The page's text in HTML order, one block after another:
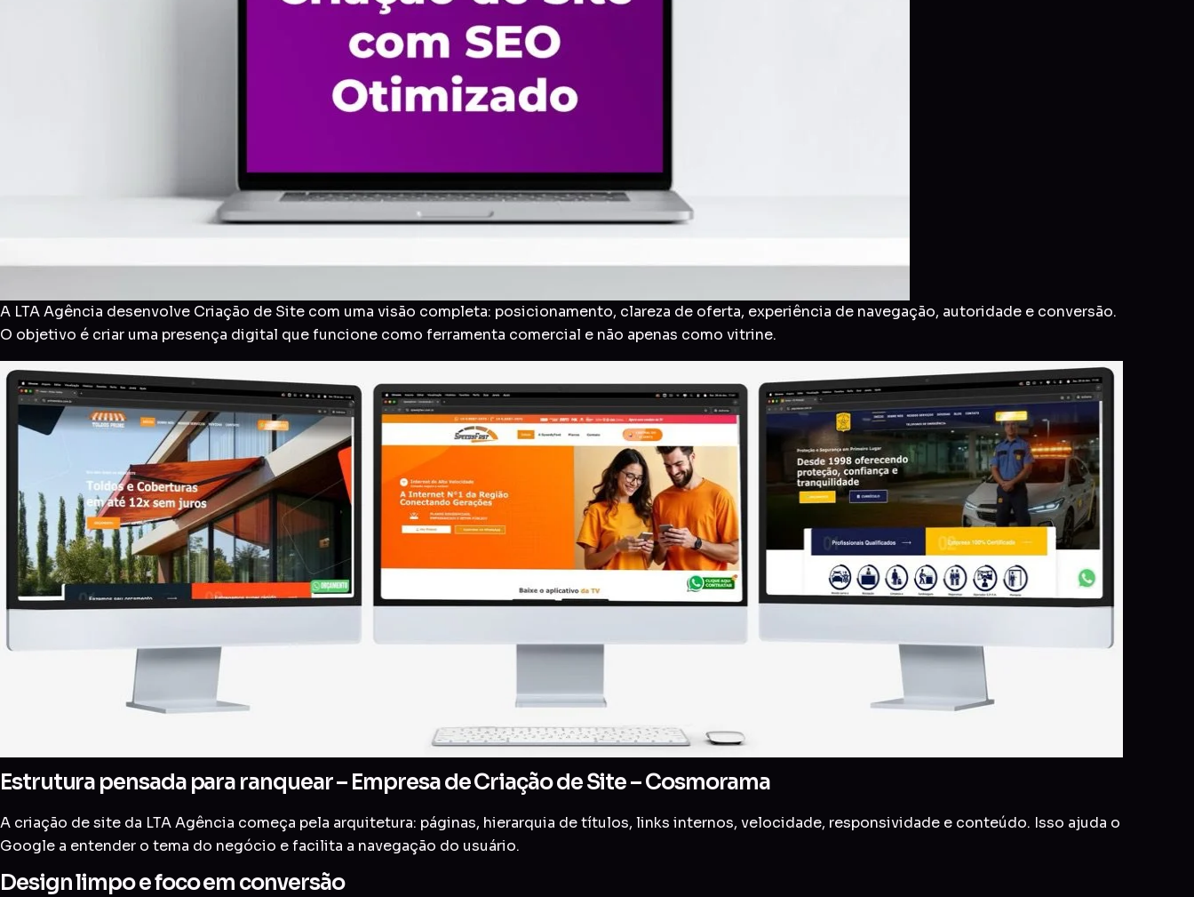
A LTA Agência desenvolve Criação de Site com uma visão completa: posicionamento, clareza de oferta, experiência de navegação, autoridade e conversão.
O objetivo é criar uma presença digital que funcione como ferramenta comercial e não apenas como vitrine.
Estrutura pensada para ranquear – Empresa de Criação de Site – Cosmorama
A criação de site da LTA Agência começa pela arquitetura: páginas, hierarquia de títulos, links internos, velocidade, responsividade e conteúdo. Isso ajuda o
Google a entender o tema do negócio e facilita a navegação do usuário.
Design limpo e foco em conversão